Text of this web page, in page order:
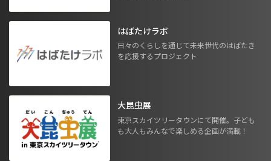
はばたけラボ
日々のくらしを通じて未来世代のはばたき
を応援するプロジェクト
大昆虫展
東京スカイツリータウンにて開催。子ども
も大人もみんなで楽しめる企画が満載！